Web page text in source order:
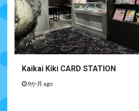
Kaikai Kiki CARD STATION
9か月 ago